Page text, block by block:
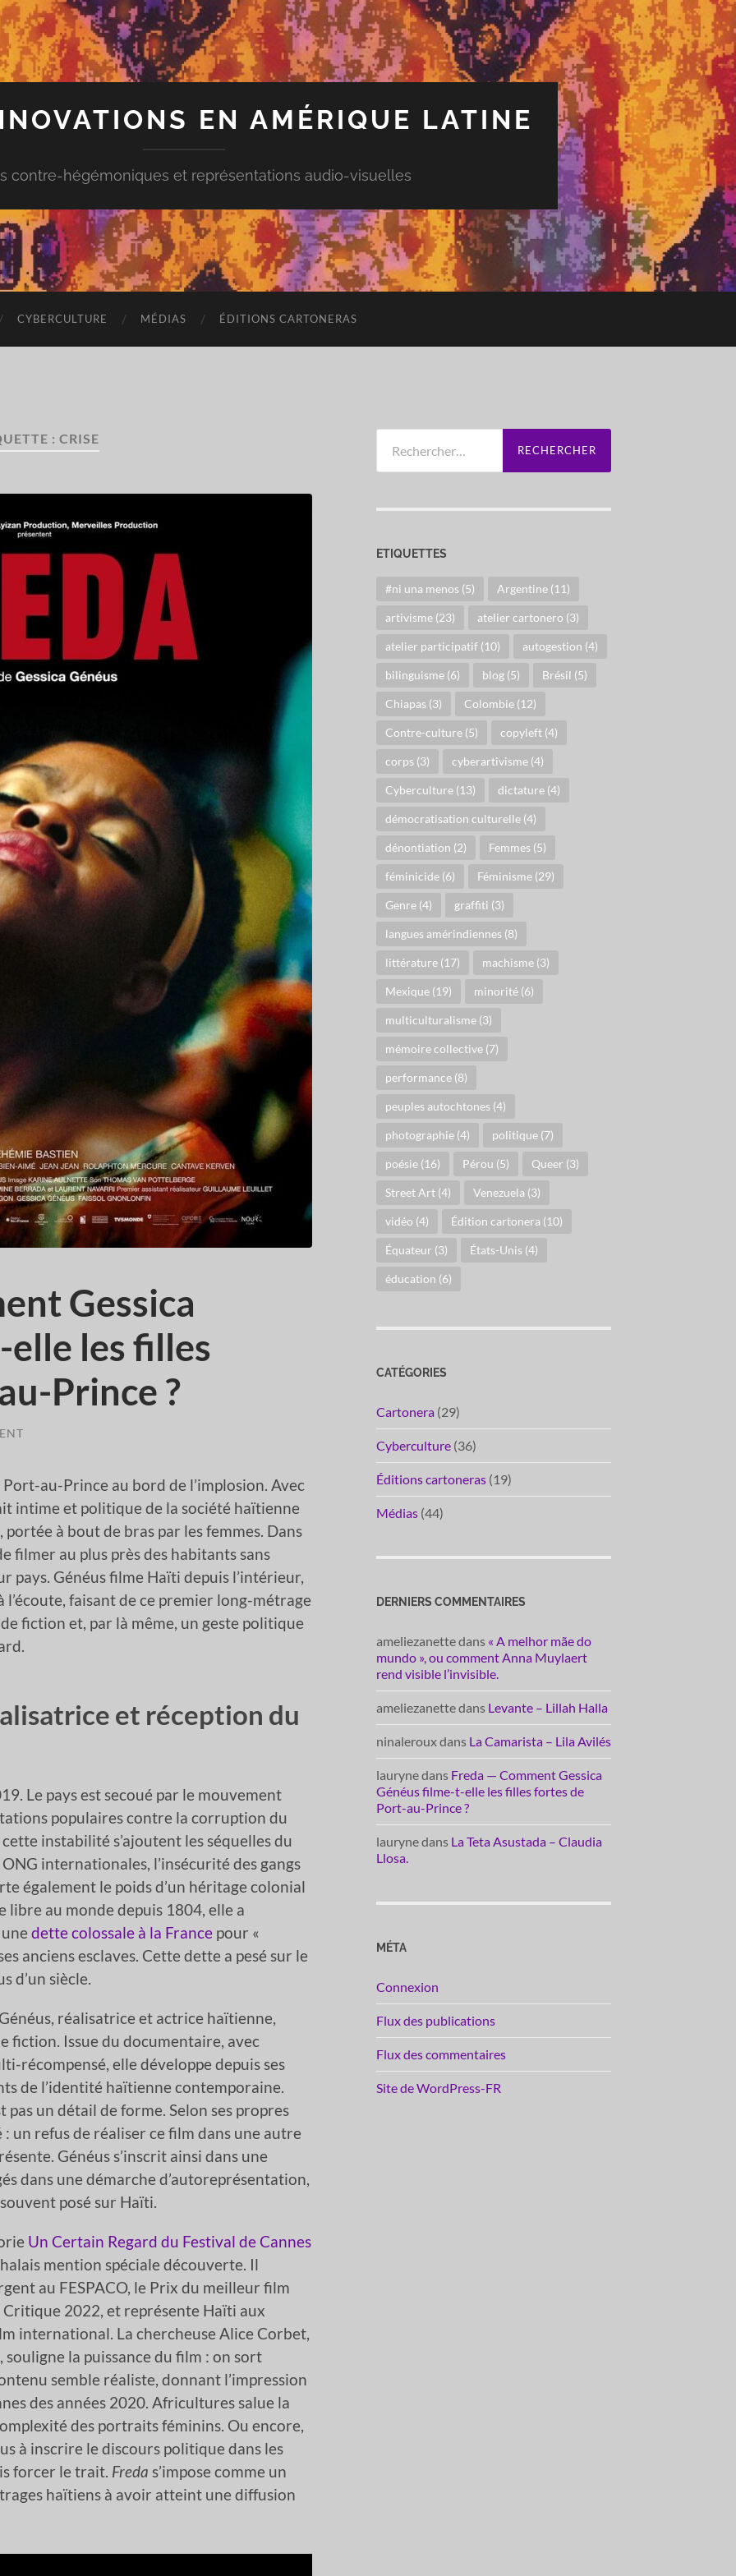
EN AMÉRIQUE LATINE
contre-hégémoniques et représentations audio-visuelles
CYBERCULTURE MÉDIAS ÉDITIONS CARTONERAS
: CRISE
Gessica
les filles
Prince ?
au-Prince au bord de l’implosion. Avec
intime et politique de la société haïtienne
à bout de bras par les femmes. Dans
filmer au plus près des habitants sans
pays. Généus filme Haïti depuis l’intérieur,
faisant de ce premier long-métrage
fiction et, par là même, un geste politique
et réception du
Le pays est secoué par le mouvement
populaires contre la corruption du
instabilité s’ajoutent les séquelles du
internationales, l’insécurité des gangs
également le poids d’un héritage colonial
au monde depuis 1804, elle a
dette colossale à la France pour «
anciens esclaves. Cette dette a pesé sur le
d’un siècle.
réalisatrice et actrice haïtienne,
fiction. Issue du documentaire, avec
récompensé, elle développe depuis ses
de l’identité haïtienne contemporaine.
pas un détail de forme. Selon ses propres
: un refus de réaliser ce film dans une autre
Généus s’inscrit ainsi dans une
dans une démarche d’autoreprésentation,
posé sur Haïti.
Un Certain Regard du Festival de Cannes
mention spéciale découverte. Il
au FESPACO, le Prix du meilleur film
2022, et représente Haïti aux
international. La chercheuse Alice Corbet,
la puissance du film : on sort
semble réaliste, donnant l’impression
des années 2020. Africultures salue la
des portraits féminins. Ou encore,
à inscrire le discours politique dans les
forcer le trait. Freda s’impose comme un
haïtiens à avoir atteint une diffusion
ETIQUETTES
#ni una menos (5) Argentine (11)
artivisme (23) atelier cartonero (3)
atelier participatif (10) autogestion (4)
bilinguisme (6) blog (5) Brésil (5)
Chiapas (3) Colombie (12)
Contre-culture (5) copyleft (4)
corps (3) cyberartivisme (4)
Cyberculture (13) dictature (4)
démocratisation culturelle (4)
dénontiation (2) Femmes (5)
féminicide (6) Féminisme (29)
Genre (4) graffiti (3)
langues amérindiennes (8)
littérature (17) machisme (3)
Mexique (19) minorité (6)
multiculturalisme (3)
mémoire collective (7)
performance (8)
peuples autochtones (4)
photographie (4) politique (7)
poésie (16) Pérou (5) Queer (3)
Street Art (4) Venezuela (3)
vidéo (4) Édition cartonera (10)
Équateur (3) États-Unis (4)
éducation (6)
CATÉGORIES
Cartonera (29)
Cyberculture (36)
Éditions cartoneras (19)
Médias (44)
DERNIERS COMMENTAIRES
ameliezanettedans « A melhor mãe do
mundo », ou comment Anna Muylaert
rend visible l’invisible.
ameliezanettedans Levante – Lillah Halla
ninalerouxdans La Camarista – Lila Avilés
laurynedans Freda — Comment Gessica
Généus filme-t-elle les filles fortes de
Port-au-Prince ?
laurynedans La Teta Asustada – Claudia
Llosa.
MÉTA
Connexion
Flux des publications
Flux des commentaires
Site de WordPress-FR